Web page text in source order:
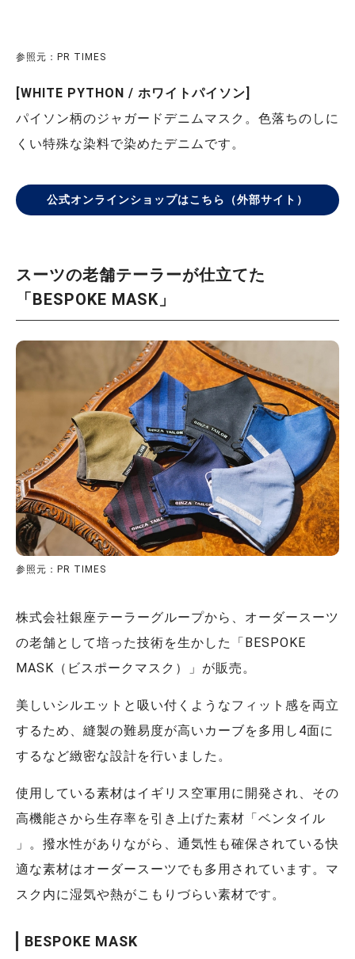
参照元：PR TIMES
[WHITE PYTHON / ホワイトパイソン]
パイソン柄のジャガードデニムマスク。色落ちのしに
くい特殊な染料で染めたデニムです。
公式オンラインショップはこちら（外部サイト）
スーツの老舗テーラーが仕立てた
「BESPOKE MASK」
参照元：PR TIMES
株式会社銀座テーラーグループから、オーダースーツ
の老舗として培った技術を生かした「BESPOKE
MASK（ビスポークマスク）」が販売。
美しいシルエットと吸い付くようなフィット感を両立
するため、縫製の難易度が高いカーブを多用し4面に
するなど緻密な設計を行いました。
使用している素材はイギリス空軍用に開発され、その
高機能さから生存率を引き上げた素材「ベンタイル
」。撥水性がありながら、通気性も確保されている快
適な素材はオーダースーツでも多用されています。マ
スク内に湿気や熱がこもりづらい素材です。
BESPOKE MASK